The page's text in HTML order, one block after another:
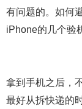
有问题的。如何
iPhone的几个验
拿到手机之后，
最好从拆快递的